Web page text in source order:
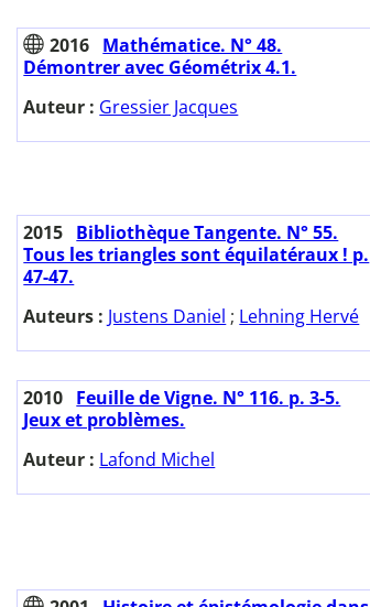
2016 Mathématice. N° 48.
Démontrer avec Géométrix 4.1.
Auteur : Gressier Jacques
2015 Bibliothèque Tangente. N° 55.
Tous les triangles sont équilatéraux ! p.
47-47.
Auteurs : Justens Daniel ; Lehning Hervé
2010 Feuille de Vigne. N° 116. p. 3-5.
Jeux et problèmes.
Auteur : Lafond Michel